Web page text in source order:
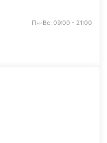
Пн-Вс: 09:00 - 21:00